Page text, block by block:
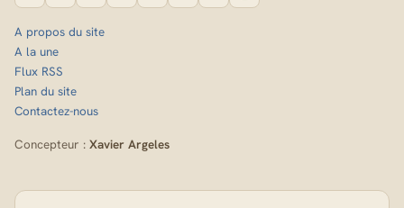
A propos du site
A la une
Flux RSS
Plan du site
Contactez-nous
Concepteur : Xavier Argeles